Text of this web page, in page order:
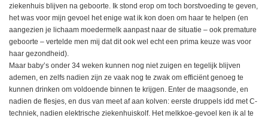
ziekenhuis blijven na geboorte. Ik stond erop om toch borstvoeding te geven,
het was voor mijn gevoel het enige wat ik kon doen om haar te helpen (en
aangezien je lichaam moedermelk aanpast naar de situatie – ook premature
geboorte – vertelde men mij dat dit ook wel echt een prima keuze was voor
haar gezondheid).
Maar baby’s onder 34 weken kunnen nog niet zuigen en tegelijk blijven
ademen, en zelfs nadien zijn ze vaak nog te zwak om efficiënt genoeg te
kunnen drinken om voldoende binnen te krijgen. Enter de maagsonde, en
nadien de flesjes, en dus van meet af aan kolven: eerste druppels idd met C-
techniek, nadien elektrische ziekenhuiskolf. Het melkkoe-gevoel ken ik al te